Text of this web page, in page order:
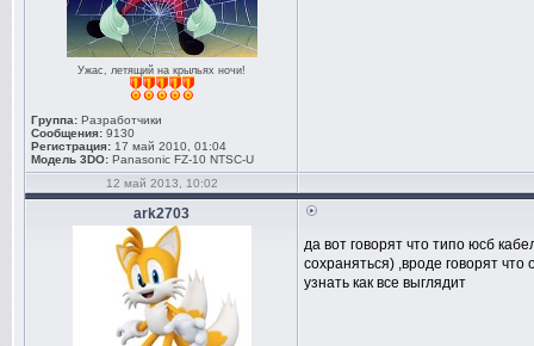
Ужас, летящий на крыльях ночи!
Группа: Разработчики
Сообщения: 9130
Регистрация: 17 май 2010, 01:04
Модель 3DO: Panasonic FZ-10 NTSC-U
12 май 2013, 10:02
ark2703
да вот говорят что типо юсб
сохраняться) ,вроде говорят
узнать как все выглядит